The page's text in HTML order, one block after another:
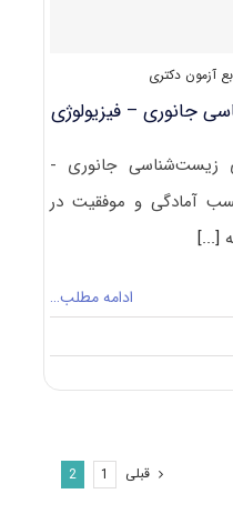
آزمون دکتری
جانوری – فیزیولوژی
زیست‌شناسی جانوری -
آمادگی و موفقیت در
[...]
ادامه مطلب…
قبلی 1
2